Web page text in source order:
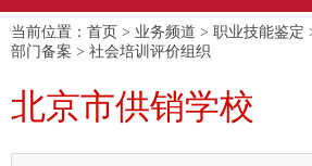
当前位置： 首页 > 业务频道 > 职业技能鉴定
部门备案 > 社会培训评价组织
北京市供销学校